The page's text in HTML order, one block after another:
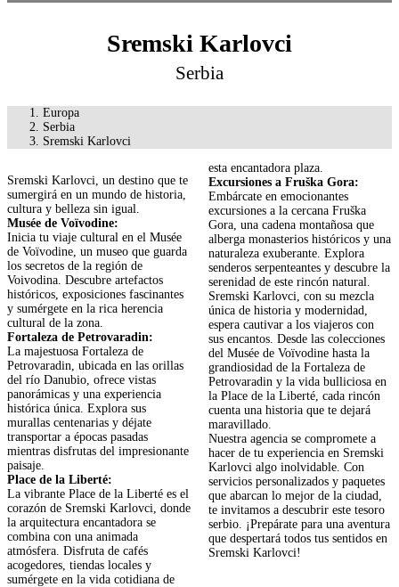
Sremski Karlovci
Serbia
Europa
Serbia
Sremski Karlovci
Sremski Karlovci, un destino que te
sumergirá en un mundo de historia,
cultura y belleza sin igual.
Musée de Voïvodine:
Inicia tu viaje cultural en el Musée
de Voïvodine, un museo que guarda
los secretos de la región de
Voivodina. Descubre artefactos
históricos, exposiciones fascinantes
y sumérgete en la rica herencia
cultural de la zona.
Fortaleza de Petrovaradin:
La majestuosa Fortaleza de
Petrovaradin, ubicada en las orillas
del río Danubio, ofrece vistas
panorámicas y una experiencia
histórica única. Explora sus
murallas centenarias y déjate
transportar a épocas pasadas
mientras disfrutas del impresionante
paisaje.
Place de la Liberté:
La vibrante Place de la Liberté es el
corazón de Sremski Karlovci, donde
la arquitectura encantadora se
combina con una animada
atmósfera. Disfruta de cafés
acogedores, tiendas locales y
sumérgete en la vida cotidiana de
esta encantadora plaza.
Excursiones a Fruška Gora:
Embárcate en emocionantes
excursiones a la cercana Fruška
Gora, una cadena montañosa que
alberga monasterios históricos y una
naturaleza exuberante. Explora
senderos serpenteantes y descubre la
serenidad de este rincón natural.
Sremski Karlovci, con su mezcla
única de historia y modernidad,
espera cautivar a los viajeros con
sus encantos. Desde las colecciones
del Musée de Voïvodine hasta la
grandiosidad de la Fortaleza de
Petrovaradin y la vida bulliciosa en
la Place de la Liberté, cada rincón
cuenta una historia que te dejará
maravillado.
Nuestra agencia se compromete a
hacer de tu experiencia en Sremski
Karlovci algo inolvidable. Con
servicios personalizados y paquetes
que abarcan lo mejor de la ciudad,
te invitamos a descubrir este tesoro
serbio. ¡Prepárate para una aventura
que despertará todos tus sentidos en
Sremski Karlovci!